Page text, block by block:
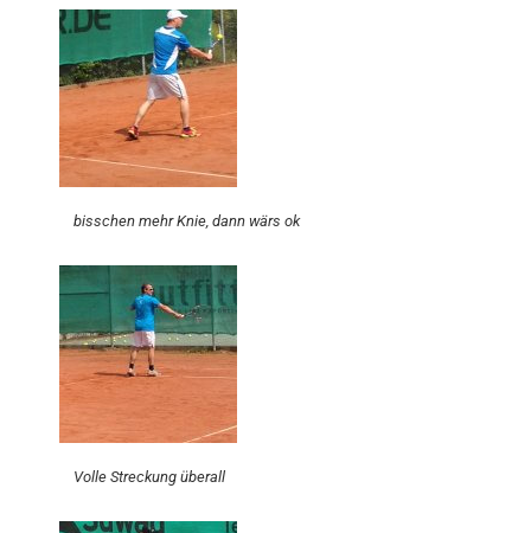
bisschen mehr Knie, dann wärs ok
Volle Streckung überall